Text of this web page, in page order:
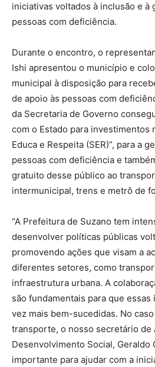
iniciativas voltados à inclusão e à
pessoas com deficiência.
Durante o encontro, o
Ishi apresentou o município e
municipal à disposição para
de apoio às pessoas com
da Secretaria de Governo
com o Estado para investimentos
Educa e Respeita (SER)”, para a
pessoas com deficiência e
gratuito desse público ao
intermunicipal, trens e metrô de
“A Prefeitura de Suzano tem
desenvolver políticas públicas
promovendo ações que visam a
diferentes setores, como
infraestrutura urbana. A
são fundamentais para que essas
vez mais bem-sucedidas. No
transporte, o nosso secretário de
Desenvolvimento Social, Geraldo
importante para ajudar com a